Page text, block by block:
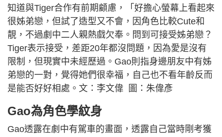
知道與Tiger合作有前期顧慮，「好擔心螢幕上看起來
很姊弟戀，但試了造型又不會，因角色比較Cute和
靚，不過劇中二人親熱戲欠奉。問到可接受姊弟戀？
Tiger表示接受，差距20年都沒問題，因為愛是沒有
限制，但現實中未經歷過。Gao則指身邊朋友中有姊
弟戀的一對，覺得她們很幸福，自己也不看年齡反而
是能否好好相處。文：李文偉 圖：朱偉彥
Gao為角色學紋身
Gao透露在劇中有駕車的畫面，透露自己當時剛考獲